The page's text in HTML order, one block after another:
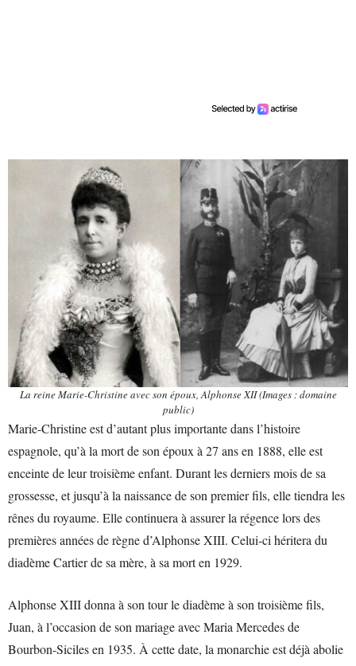
La reine Marie-Christine avec son époux, Alphonse XII (Images : domaine
public)
Marie-Christine est d’autant plus importante dans l’histoire
espagnole, qu’à la mort de son époux à 27 ans en 1888, elle est
enceinte de leur troisième enfant. Durant les derniers mois de sa
grossesse, et jusqu’à la naissance de son premier fils, elle tiendra les
rênes du royaume. Elle continuera à assurer la régence lors des
premières années de règne d’Alphonse XIII. Celui-ci héritera du
diadème Cartier de sa mère, à sa mort en 1929.
Alphonse XIII donna à son tour le diadème à son troisième fils,
Juan, à l’occasion de son mariage avec Maria Mercedes de
Bourbon-Siciles en 1935. À cette date, la monarchie est déjà abolie